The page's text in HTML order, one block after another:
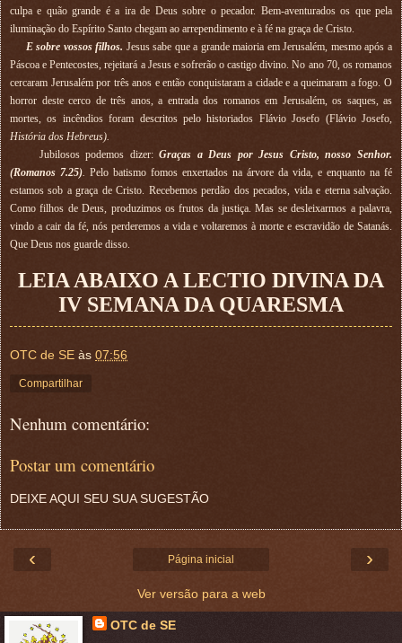
culpa e quão grande é a ira de Deus sobre o pecador. Bem-aventurados os que pela
iluminação do Espírito Santo chegam ao arrependimento e à fé na graça de Cristo.
E sobre vossos filhos. Jesus sabe que a grande maioria em Jerusalém, mesmo após a
Páscoa e Pentecostes, rejeitará a Jesus e sofrerão o castigo divino. No ano 70, os romanos
cercaram Jerusalém por três anos e então conquistaram a cidade e a queimaram a fogo. O
horror deste cerco de três anos, a entrada dos romanos em Jerusalém, os saques, as
mortes, os incêndios foram descritos pelo historiados Flávio Josefo (Flávio Josefo,
História dos Hebreus).
Jubilosos podemos dizer: Graças a Deus por Jesus Cristo, nosso Senhor.
(Romanos 7.25). Pelo batismo fomos enxertados na árvore da vida, e enquanto na fé
estamos sob a graça de Cristo. Recebemos perdão dos pecados, vida e eterna salvação.
Como filhos de Deus, produzimos os frutos da justiça. Mas se desleixarmos a palavra,
vindo a cair da fé, nós perderemos a vida e voltaremos à morte e escravidão de Satanás.
Que Deus nos guarde disso.
LEIA ABAIXO A LECTIO DIVINA DA
IV SEMANA DA QUARESMA
OTC de SE às 07:56
Compartilhar
Nenhum comentário:
Postar um comentário
DEIXE AQUI SEU SUA SUGESTÃO
‹ ›
Página inicial
Ver versão para a web
OTC de SE